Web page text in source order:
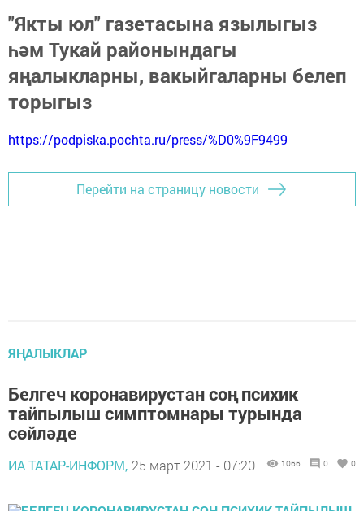
"Якты юл" газетасына язылыгыз
һәм Тукай районындагы
яңалыкларны, вакыйгаларны белеп
торыгыз
https://podpiska.pochta.ru/press/%D0%9F9499
Перейти на страницу новости
ЯҢАЛЫКЛАР
Белгеч коронавирустан соң психик
тайпылыш симптомнары турында
сөйләде
ИА ТАТАР-ИНФОРМ, 25 март 2021 - 07:20 1066 0 0